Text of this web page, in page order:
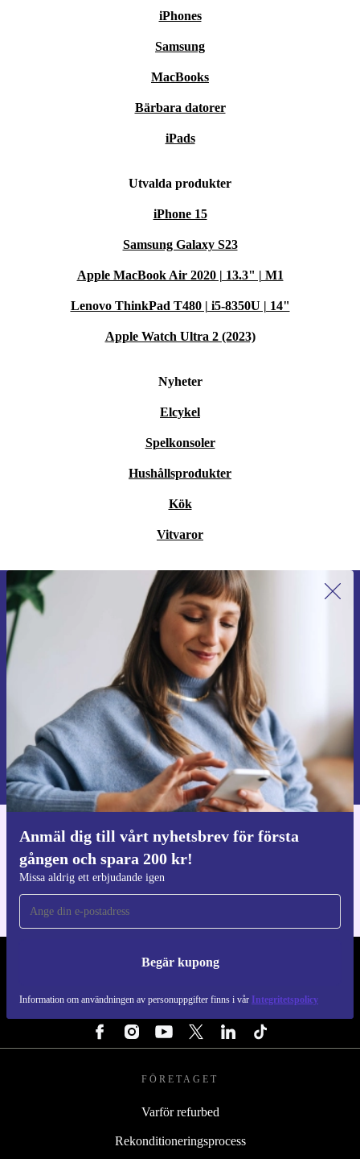
iPhones
Samsung
MacBooks
Bärbara datorer
iPads
Utvalda produkter
iPhone 15
Samsung Galaxy S23
Apple MacBook Air 2020 | 13.3" | M1
Lenovo ThinkPad T480 | i5-8350U | 14"
Apple Watch Ultra 2 (2023)
Nyheter
Elcykel
Spelkonsoler
Hushållsprodukter
Kök
Vitvaror
Anmäl dig till vårt nyhetsbrev för första
gången och spara 200 kr!
Missa aldrig ett erbjudande igen
Begär kupong
Information om användningen av personuppgifter finns i vår Integritetspolicy
Anmäl dig till vårt nyhetsbrev för
första gången och spara 200 kr!
Missa aldrig ett erbjudande igen.
Begär kupong
Information om användningen av personuppgifter finns i vår
Integritetspolicy
Ladda ner refurbed appen
För iOS och Android
REFURBED SVERIGE - RETHINK NEW.
FÖLJ OSS
FÖRETAGET
Varför refurbed
Rekonditioneringsprocess